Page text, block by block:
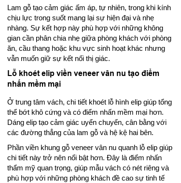
Lam gỗ tạo cảm giác ấm áp, tự nhiên, trong khi kính
chịu lực trong suốt mang lại sự hiện đại và nhẹ
nhàng. Sự kết hợp này phù hợp với những không
gian cần phân chia nhẹ giữa phòng khách với phòng
ăn, cầu thang hoặc khu vực sinh hoạt khác nhưng
vẫn muốn giữ sự kết nối thị giác.
Lỗ khoét elip viền veneer vân nu tạo điểm
nhấn mềm mại
Ở trung tâm vách, chi tiết khoét lỗ hình elip giúp tổng
thể bớt khô cứng và có điểm nhấn mềm mại hơn.
Dáng elip tạo cảm giác uyển chuyển, cân bằng với
các đường thẳng của lam gỗ và hệ kệ hai bên.
Phần viền khung gỗ veneer vân nu quanh lỗ elip giúp
chi tiết này trở nên nổi bật hơn. Đây là điểm nhấn
thẩm mỹ quan trọng, giúp mẫu vách có nét riêng và
phù hợp với những phòng khách đề cao sự tinh tế